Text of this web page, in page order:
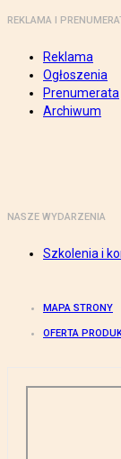
REKLAMA I
Reklama
Ogłoszenia
Prenumerata
Archiwum
NASZE WYDARZENIA
Szkolenia i
MAPA STRONY
OFERTA